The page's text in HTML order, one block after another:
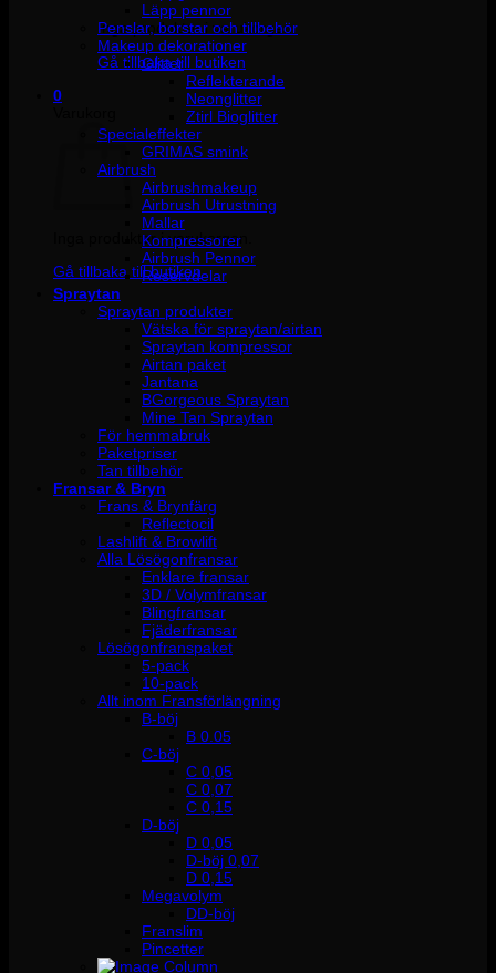
Inga produkter i varukorgen.
Gå tillbaka till butiken
0
Inga produkter i varukorgen.
Gå tillbaka till butiken
Läpp pennor
Penslar, borstar och tillbehör
Makeup dekorationer
Glitter
Reflekterande
Neonglitter
Ztirl Bioglitter
Specialeffekter
GRIMAS smink
Airbrush
Airbrushmakeup
Airbrush Utrustning
Mallar
Kompressorer
Airbrush Pennor
Reservdelar
Spraytan
Spraytan produkter
Vätska för spraytan/airtan
Spraytan kompressor
Airtan paket
Jantana
BGorgeous Spraytan
Mine Tan Spraytan
För hemmabruk
Paketpriser
Tan tillbehör
Fransar & Bryn
Frans & Brynfärg
Reflectocil
Lashlift & Browlift
Alla Lösögonfransar
Enklare fransar
3D / Volymfransar
Blingfransar
Fjäderfransar
Lösögonfranspaket
5-pack
10-pack
Allt inom Fransförlängning
B-böj
B 0.05
C-böj
C 0,05
C 0,07
C 0,15
D-böj
D 0,05
D-böj 0,07
D 0,15
Megavolym
DD-böj
Franslim
Pincetter